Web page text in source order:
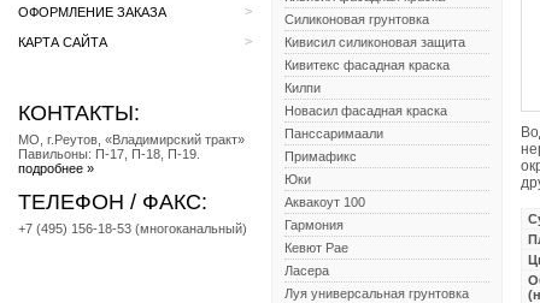
ОФОРМЛЕНИЕ ЗАКАЗА >
КАРТА САЙТА >
КОНТАКТЫ:
МО, г.Реутов, «Владимирский тракт»
Павильоны: П-17, П-18, П-19.
подробнее »
ТЕЛЕФОН / ФАКС:
+7 (495) 156-18-53 (многоканальный)
Силиконовая грунтовка
Кивисил силиконовая защита
Кивитекс фасадная краска
Килпи
Новасил фасадная краска
Панссаримаали
Примафикс
Юки
Аквакоут 100
Гармония
Кевют Рае
Ласера
Луя универсальная грунтовка